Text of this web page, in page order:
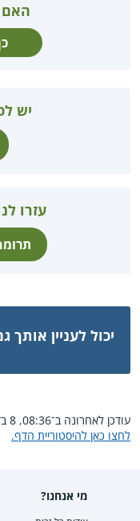
האם
יש
עזרו
יכול לעניין אותך
עודכן לאחרונה ב־08:36, 8 בדצמבר 2025.
לחצו כאן להיסטוריית הדף.
מי אנחנו?